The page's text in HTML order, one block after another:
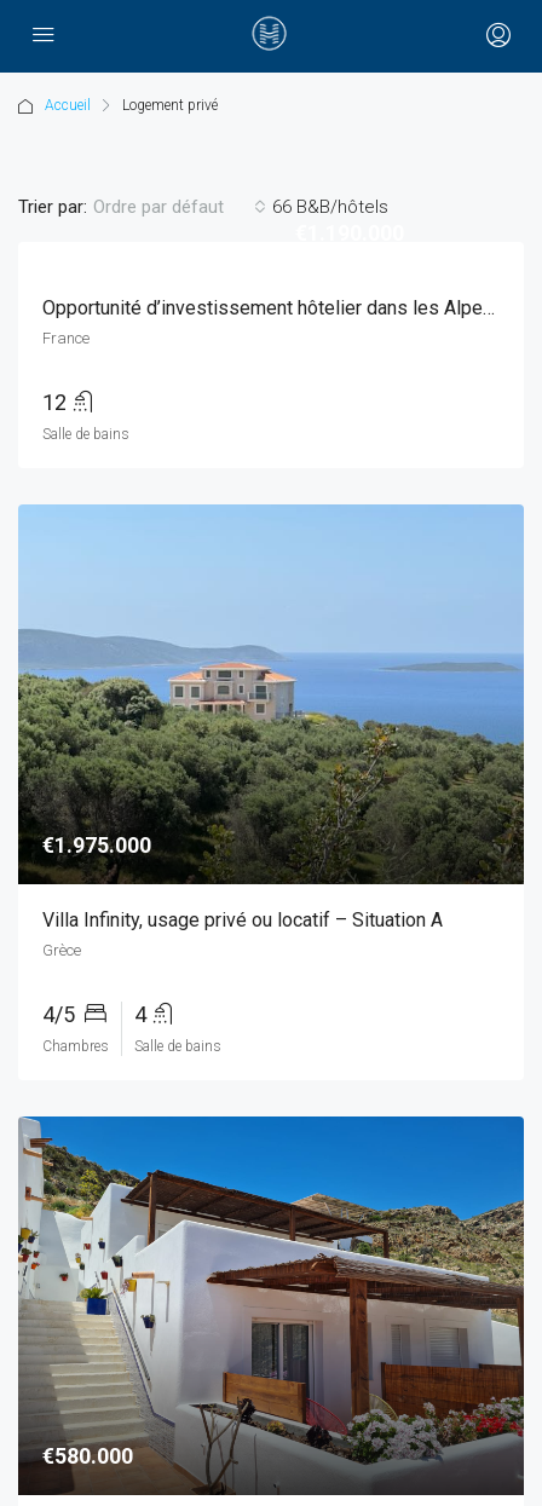
Accueil Logement privé
66 B&B/hôtels
Trier par: Ordre par défaut
Opportunité d’investissement hôtelier dans les Alpes françaises – ski-in/ski-out
France
12
Salle de bains
€1.975.000
Villa Infinity, usage privé ou locatif – Situation A
Grèce
4/5
Chambres
4
Salle de bains
€580.000